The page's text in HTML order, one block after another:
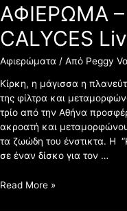
ΑΦΙΕΡΩΜΑ –
CALYCES
Αφιερώματα / Από Peggy
Κίρκη, η μάγισσα η
της φίλτρα και
τρίο από την Αθήνα
ακροατή και
τα ζωώδη του ένστικτα. H
σε έναν δίσκο για τον …
Read More »